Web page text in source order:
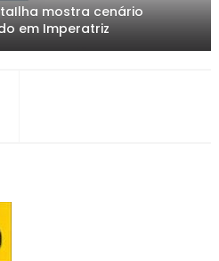
mostra cenário
em Imperatriz